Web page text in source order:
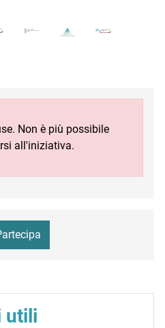
Non è più possibile
all'iniziativa.
utili